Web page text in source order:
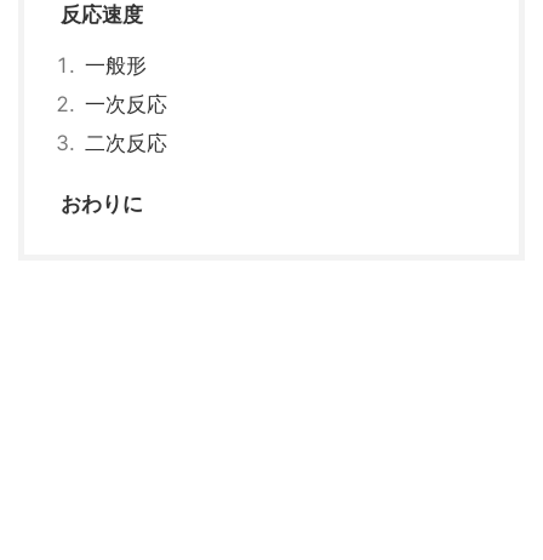
反応速度
一般形
一次反応
二次反応
おわりに